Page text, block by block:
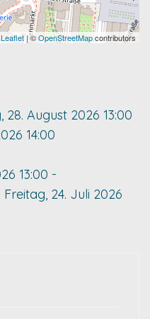
Leaflet| ©OpenStreetMapcontributors
28. August 2026 13:00
14:00
13:00 -
Freitag, 24. Juli 2026